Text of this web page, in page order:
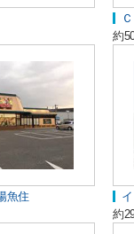
約
魚住
約